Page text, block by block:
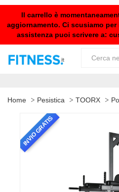
Il carrello è
aggiornamento. Ci scusiamo
assistenza puoi scrivere a:
Home Pesistica TOORX
INVIO GRATIS